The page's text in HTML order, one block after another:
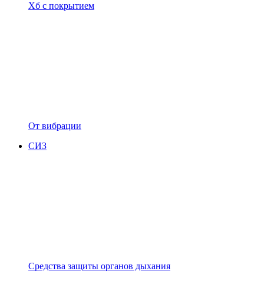
Хб с покрытием
От вибрации
СИЗ
Средства защиты органов дыхания